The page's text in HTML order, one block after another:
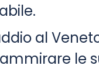
al
le